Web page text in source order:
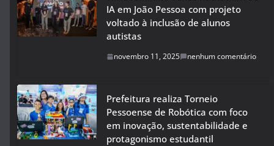
IA em João Pessoa com projeto
voltado à inclusão de alunos
autistas
novembro 11, 2025 nenhum comentário
Prefeitura realiza Torneio
Pessoense de Robótica com foco
em inovação, sustentabilidade e
protagonismo estudantil